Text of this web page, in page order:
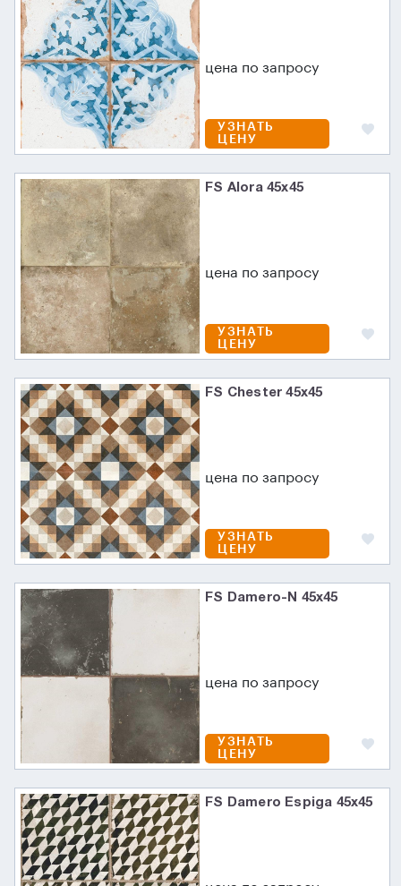
цена по запросу
УЗНАТЬ
ЦЕНУ
FS Alora 45x45
цена по запросу
УЗНАТЬ
ЦЕНУ
FS Chester 45x45
цена по запросу
УЗНАТЬ
ЦЕНУ
FS Damero-N 45х45
цена по запросу
УЗНАТЬ
ЦЕНУ
FS Damero Espiga 45x45